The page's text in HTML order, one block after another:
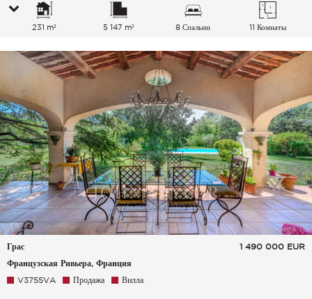
231 m² 5 147 m² 8 Спальни 11 Комнаты
Грас
Французская Ривьера, Франция
1 490 000 EUR
V3755VA Продажа Вилла